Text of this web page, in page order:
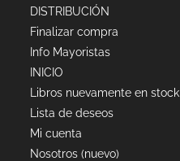
DISTRIBUCIÓN
Finalizar compra
Info Mayoristas
INICIO
Libros nuevamente en stock
Lista de deseos
Mi cuenta
Nosotros (nuevo)